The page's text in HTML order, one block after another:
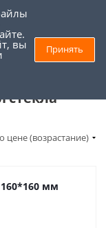
цене (возрастание)
160*160 мм
вы Принять